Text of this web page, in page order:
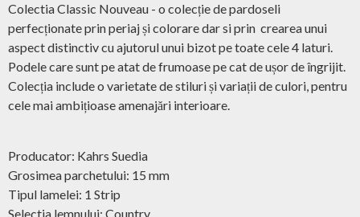
Colectia Classic Nouveau - o colecție de pardoseli
perfecționate prin periaj și colorare dar si prin crearea unui
aspect distinctiv cu ajutorul unui bizot pe toate cele 4 laturi.
Podele care sunt pe atat de frumoase pe cat de ușor de îngrijit.
Colecția include o varietate de stiluri și variații de culori, pentru
cele mai ambițioase amenajări interioare.
Producator: Kahrs Suedia
Grosimea parchetului: 15 mm
Tipul lamelei: 1 Strip
Selectia lemnului: Country